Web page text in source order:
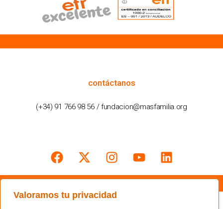
Valoramos tu privacidad
contáctanos
(+34) 91 766 98 56 / fundacion@masfamilia.org